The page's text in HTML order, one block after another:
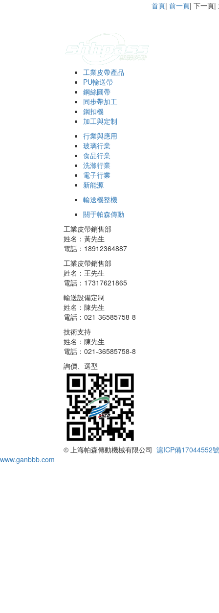
首頁| 前一頁| 下一
工業皮帶產品
PU輸送帶
鋼絲圓帶
同步帶加工
鋼扣機
加工與定制
行業與應用
玻璃行業
食品行業
洗滌行業
電子行業
新能源
輸送機整機
關于帕森傳動
工業皮帶銷售部
姓名：黃先生
電話：18912364887
工業皮帶銷售部
姓名：王先生
電話：17317621865
輸送設備定制
姓名：陳先生
電話：021-36585758-8
技術支持
姓名：陳先生
電話：021-36585758-8
詢價、選型
© 上海帕森傳動機械有限公司 滬ICP備17044552
www.ganbbb.com